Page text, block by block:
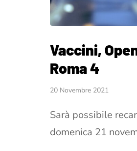
Vaccini,
Roma 4
20 Novembre 2021
Sarà possibile
domenica 21